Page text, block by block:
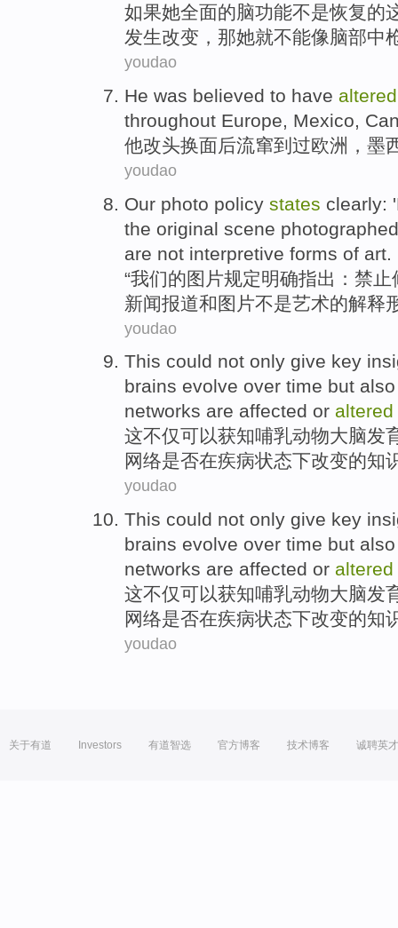
如果她全面的脑功能不是恢复的
发生改变 ， 那她就不能像脑部中
youdao
He was believed to have altered
throughout Europe, Mexico,
他改头换面后流窜到 过欧洲 ， 墨
youdao
Our photo policy states clearly: '
the original scene photographed
are not interpretive forms of art
“我们的图片规定明确指出 ： 禁止
新闻报道和 图片不是艺术的解释
youdao
This could not only give key
brains evolve over time but also
networks are affected or altered
这不仅可以获知哺乳动物大脑发
网络是否在疾病状态下改变的知
youdao
This could not only give key
brains evolve over time but also
networks are affected or altered
这不仅可以获知哺乳动物大脑发
网络是否在疾病状态下改变的知
youdao
关于有道 Investors 有道智选 官方博客 技术博客 诚聘英才